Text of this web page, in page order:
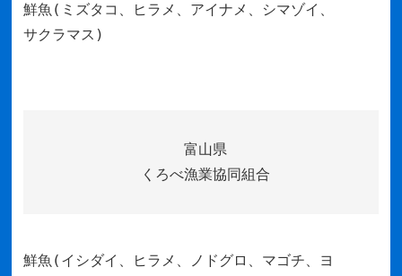
鮮魚(ミズタコ、ヒラメ、アイナメ、シマゾイ、
サクラマス)
富山県
くろべ漁業協同組合
鮮魚(イシダイ、ヒラメ、ノドグロ、マゴチ、ヨ